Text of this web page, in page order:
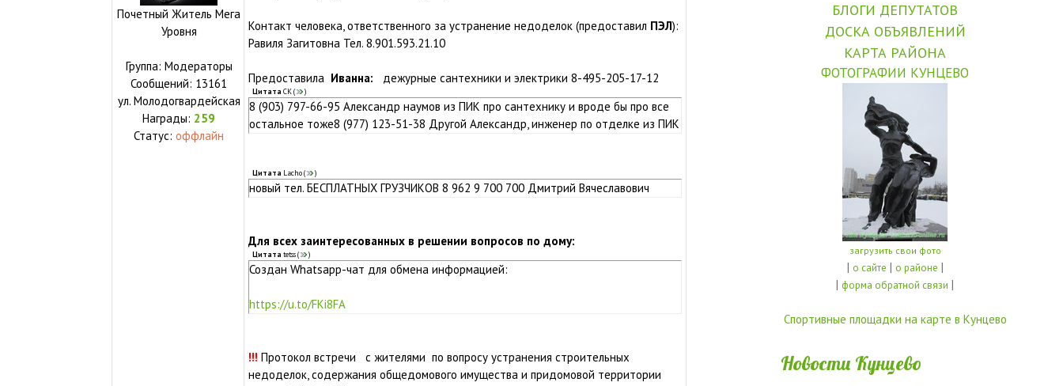
Почетный Житель Мега
Уровня
Группа: Модераторы
Сообщений: 13161
ул. Молодогвардейская
Награды: 259
Статус:оффлайн
Контакт человека, ответственного за устранение недоделок (предоставил ПЭЛ):
Равиля Загитовна Тел. 8.901.593.21.10
Предоставила Иванна: дежурные сантехники и электрики 8-495-205-17-12
Цитата СК( )
8 (903) 797-66-95 Александр наумов из ПИК про сантехнику и вроде бы про все
остальное тоже8 (977) 123-51-38 Другой Александр, инженер по отделке из ПИК
Цитата Lacho( )
новый тел. БЕСПЛАТНЫХ ГРУЗЧИКОВ 8 962 9 700 700 Дмитрий Вячеславович
Для всех заинтересованных в решении вопросов по дому:
Цитата tetss( )
Создан Whatsapp-чат для обмена информацией:
https://u.to/FKi8FA
!!! Протокол встречи с жителями по вопросу устранения строительных
недоделок, содержания общедомового имущества и придомовой территории
БЛОГИ ДЕПУТАТОВ
ДОСКА ОБЪЯВЛЕНИЙ
КАРТА РАЙОНА
ФОТОГРАФИИ КУНЦЕВО
загрузить свои фото
| о сайте | о районе |
|форма обратной связи |
Спортивные площадки на карте в Кунцево
Новости Кунцево